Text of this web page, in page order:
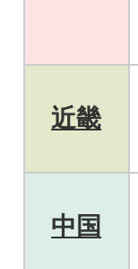
近畿
中国